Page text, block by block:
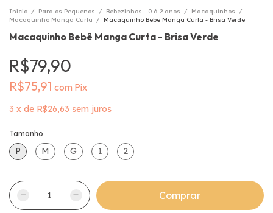
Início / Para os Pequenos / Bebezinhos - 0 à 2 anos / Macaquinhos
/
Macaquinho Manga Curta
/ Macaquinho Bebê Manga Curta - Brisa Verde
Macaquinho Bebê Manga Curta - Brisa Verde
R$79,90
R$75,91 com Pix
3 x de R$26,63 sem juros
Tamanho
P M G 1 2